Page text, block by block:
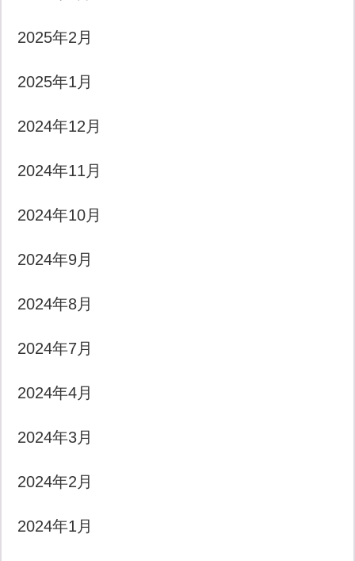
2025年2月
2025年1月
2024年12月
2024年11月
2024年10月
2024年9月
2024年8月
2024年7月
2024年4月
2024年3月
2024年2月
2024年1月